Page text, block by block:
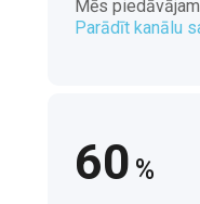
Mēs
Parādīt kanālu
60 %